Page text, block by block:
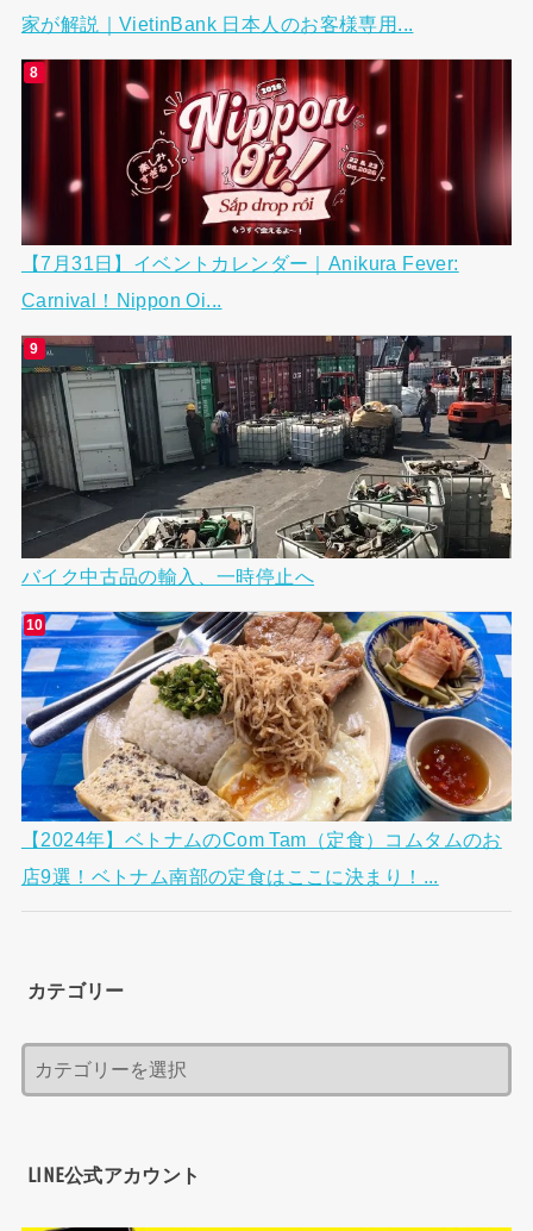
家が解説｜VietinBank 日本人のお客様専用...
【7月31日】イベントカレンダー｜Anikura Fever:
Carnival！Nippon Oi...
バイク中古品の輸入、一時停止へ
【2024年】ベトナムのCom Tam（定食）コムタムのお
店9選！ベトナム南部の定食はここに決まり！...
カテゴリー
LINE公式アカウント